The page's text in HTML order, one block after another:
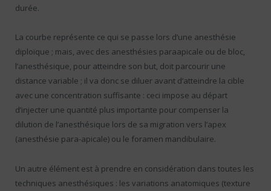
durée.
La courbe représente ce qui se passe lors d’une anesthésie
diploïque ; mais, avec des anesthésies paraapicale ou de bloc,
l’anesthésique, pour atteindre son but, doit parcourir une
distance variable ; il va donc se diluer avant d’atteindre la cible
avec une concentration suffisante : ceci impose au départ
d’injecter une quantité plus importante pour compenser la
dilution de l’anesthésique lors de sa migration vers l’apex
(anesthésie para-apicale) ou le foramen mandibulaire.
Un autre élément est à prendre en considération dans toutes les
techniques anesthésiques : les variations anatomiques (texture